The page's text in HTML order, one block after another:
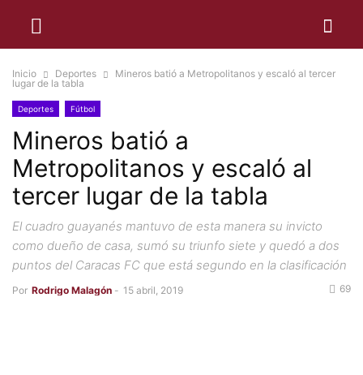
Inicio Deportes
Mineros batió a Metropolitanos y escaló al tercer
lugar de la tabla
Deportes Fútbol
Mineros batió a
Metropolitanos y escaló al
tercer lugar de la tabla
El cuadro guayanés mantuvo de esta manera su invicto
como dueño de casa, sumó su triunfo siete y quedó a dos
puntos del Caracas FC que está segundo en la clasificación
Por Rodrigo Malagón - 15 abril, 2019 69